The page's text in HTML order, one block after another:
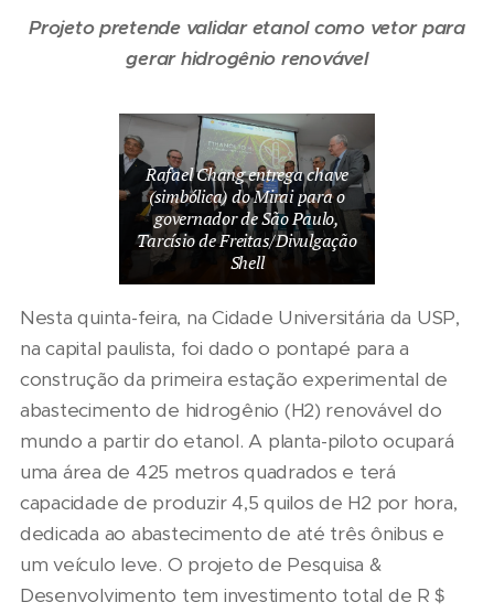
Projeto pretende validar etanol como vetor para
gerar hidrogênio renovável
Rafael Chang entrega chave
(simbólica) do Mirai para o
governador de São Paulo,
Tarcísio de Freitas/Divulgação
Shell
Nesta quinta-feira, na Cidade Universitária da USP,
na capital paulista, foi dado o pontapé para a
construção da primeira estação experimental de
abastecimento de hidrogênio (H2) renovável do
mundo a partir do etanol. A planta-piloto ocupará
uma área de 425 metros quadrados e terá
capacidade de produzir 4,5 quilos de H2 por hora,
dedicada ao abastecimento de até três ônibus e
um veículo leve. O projeto de Pesquisa &
Desenvolvimento tem investimento total de R＄